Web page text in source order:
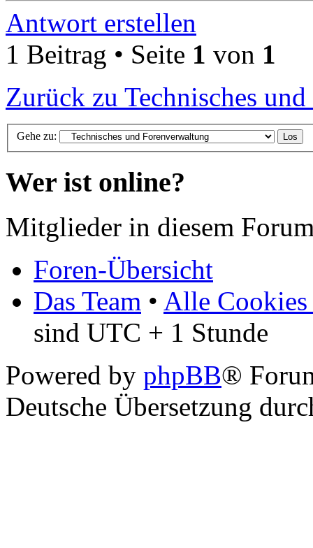
Antwort erstellen
1 Beitrag • Seite 1 von 1
Zurück zu Technisches
Gehe zu:
Wer ist online?
Mitglieder in diesem
Foren-Übersicht
Das Team • Alle Cookies
sind UTC + 1 Stunde
Powered by phpBB®
Deutsche Übersetzung